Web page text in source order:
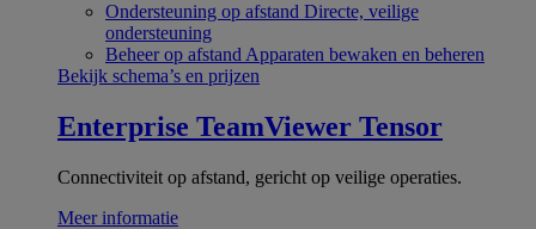
Ondersteuning op afstand Directe, veilige
ondersteuning
Beheer op afstand Apparaten bewaken en beheren
Bekijk schema’s en prijzen
Enterprise TeamViewer Tensor
Connectiviteit op afstand, gericht op veilige operaties.
Meer informatie